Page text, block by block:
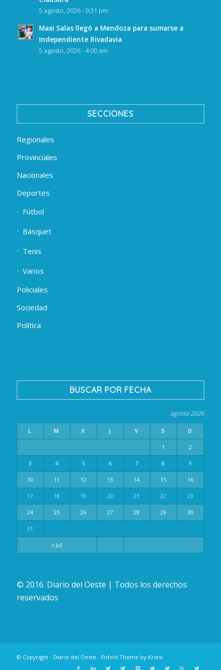
5 agosto, 2026 - 9:31 pm
Maxi Salas llegó a Mendoza para sumarse a
Independiente Rivadavia
5 agosto, 2026 - 4:00 am
SECCIONES
Regionales
Provinciales
Nacionales
Deportes
Fútbol
Básquet
Tenis
Varios
Policiales
Sociedad
Política
BUSCAR POR FECHA
agosto 2026
L M X J V S D
« Jul
1 2
3 4 5 6 7 8 9
10 11 12 13 14 15 16
17 18 19 20 21 22 23
24 25 26 27 28 29 30
31
© 2016. Diario del Oeste | Todos los derechos
reservados
© Copyright - Diario del Oeste - Enfold Theme by Kriesi